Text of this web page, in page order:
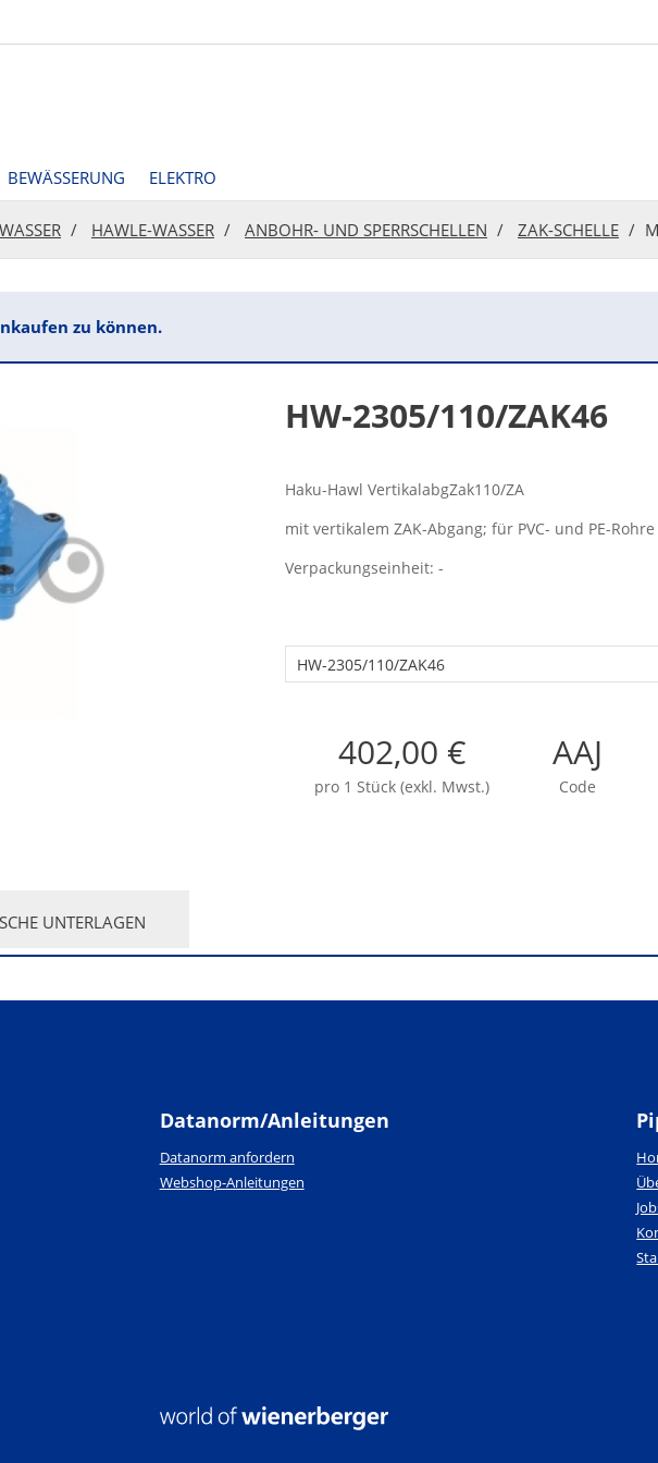
BEWÄSSERUNG ELEKTRO
HAWLE-WASSER ANBOHR- UND SPERRSCHELLEN ZAK-SCHELLE
zu können.
HW-2305/110/ZAK46
Haku-Hawl VertikalabgZak110/ZA
mit vertikalem ZAK-Abgang; für PVC- und PE-Rohre
Verpackungseinheit: -
HW-2305/110/ZAK46
402,00 €
pro 1 Stück (exkl. Mwst.)
AAJ
Code
UNTERLAGEN
Datanorm/Anleitungen
Datanorm anfordern
Webshop-Anleitungen